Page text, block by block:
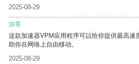
2025-08-29
游客
这款加速器VPM应用程序可以给你提供最高速
助你在网络上自由移动。
2025-08-29